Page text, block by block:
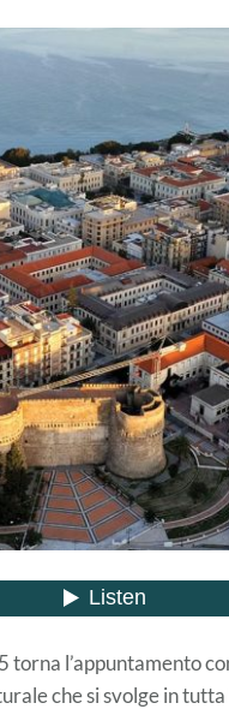
l’appuntamento
che si svolge in